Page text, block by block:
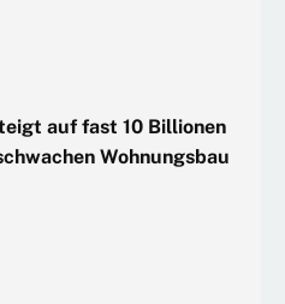
auf fast 10 Billionen
Wohnungsbau